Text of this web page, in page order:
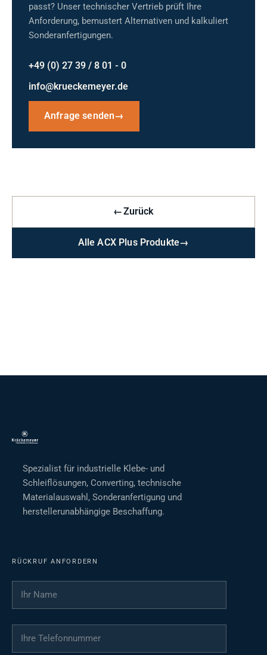
passt? Unser technischer Vertrieb prüft Ihre
Anforderung, bemustert Alternativen und kalkuliert
Sonderanfertigungen.
+49 (0) 27 39 / 8 01 - 0
info@krueckemeyer.de
Anfrage senden→
←Zurück
Alle ACX Plus Produkte→
Spezialist für industrielle Klebe- und
Schleiflösungen, Converting, technische
Materialauswahl, Sonderanfertigung und
herstellerunabhängige Beschaffung.
RÜCKRUF ANFORDERN
Ihr Name
Ihre Telefonnummer